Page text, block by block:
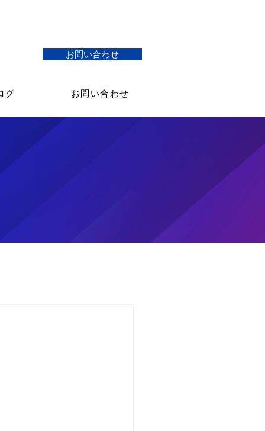
お問い合わせ
グ お問い合わせ